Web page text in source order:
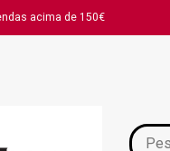
acima de 150€